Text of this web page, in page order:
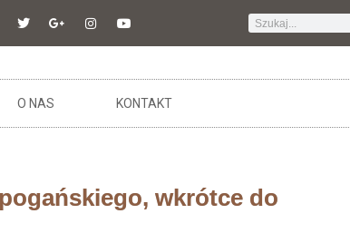
O NAS KONTAKT
wkrótce do